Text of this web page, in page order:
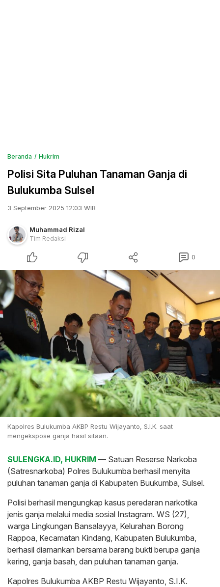
Beranda Hukrim
Polisi Sita Puluhan Tanaman Ganja di
Bulukumba Sulsel
3 September 2025 12:03 WIB
Muhammad Rizal
Tim Redaksi
0
Kapolres Bulukumba AKBP Restu Wijayanto, S.I.K. saat
mengekspose ganja hasil sitaan.
SULENGKA.ID, HUKRIM — Satuan Reserse Narkoba
(Satresnarkoba) Polres Bulukumba berhasil menyita
puluhan tanaman ganja di Kabupaten Buukumba, Sulsel.
Polisi berhasil mengungkap kasus peredaran narkotika
jenis ganja melalui media sosial Instagram. WS (27),
warga Lingkungan Bansalayya, Kelurahan Borong
Rappoa, Kecamatan Kindang, Kabupaten Bulukumba,
berhasil diamankan bersama barang bukti berupa ganja
kering, ganja basah, dan puluhan tanaman ganja.
Kapolres Bulukumba AKBP Restu Wijayanto, S.I.K.